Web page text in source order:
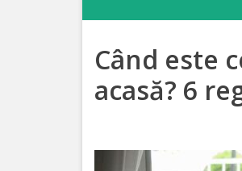
DGPDC
Informații
despre
Subdiviziuni/Servicii
Când este
acasă? 6